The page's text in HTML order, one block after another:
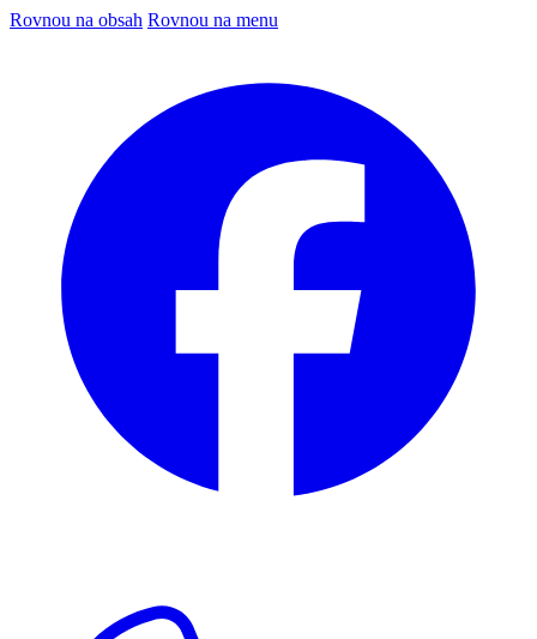
Rovnou na obsah Rovnou na menu